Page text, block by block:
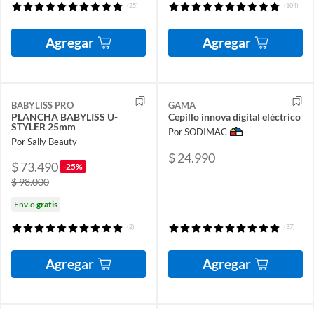
(25)
Agregar
(104)
Agregar
BABYLISS PRO
PLANCHA BABYLISS U-
STYLER 25mm
Por Sally Beauty
$ 73.490 -25%
$ 98.000
Envíogratis
(2)
Agregar
GAMA
Cepillo innova digital eléctrico
Por SODIMAC
$ 24.990
(37)
Agregar